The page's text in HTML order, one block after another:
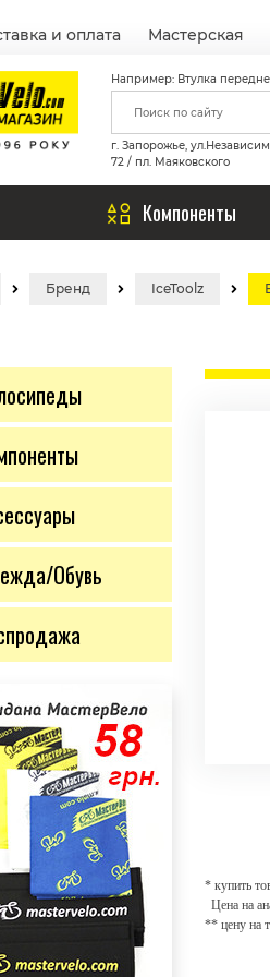
и оплата Мастерская
Например: Втулка
г. Запорожье,
72 / пл. Маяковского
Компоненты
Бренд IceToolz
Обувь
* купить
Цена на
** цену на